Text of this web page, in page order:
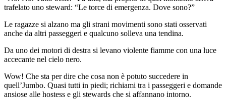
trafelato uno steward: “Le torce di emergenza. Dove sono?”
Le ragazze si alzano ma gli strani movimenti sono stati osservati
anche da altri passeggeri e qualcuno solleva una tendina.
Da uno dei motori di destra si levano violente fiamme con una luce
accecante nel cielo nero.
Wow! Che sta per dire che cosa non è potuto succedere in
quell’Jumbo. Quasi tutti in piedi; richiami tra i passeggeri e domande
ansiose alle hostess e gli stewards che si affannano intorno.